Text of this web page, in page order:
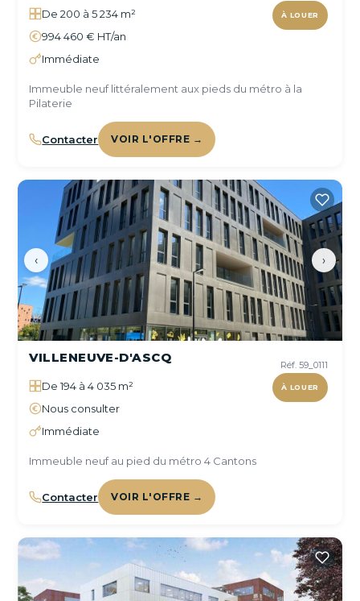
À LOUER
De 200 à 5 234 m²
994 460 € HT/an
Immédiate
Immeuble neuf littéralement aux pieds du métro à la
Pilaterie
Contacter VOIR L'OFFRE →
‹ ›
Réf. 59_0111
À LOUER
VILLENEUVE-D'ASCQ
De 194 à 4 035 m²
Nous consulter
Immédiate
Immeuble neuf au pied du métro 4 Cantons
Contacter VOIR L'OFFRE →